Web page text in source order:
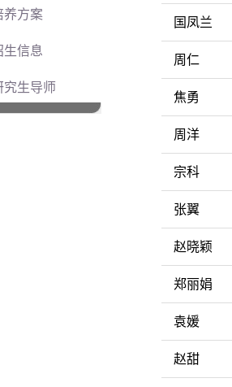
养方案
生信息
究生导师
国凤兰
周仁
焦勇
周洋
宗科
张翼
赵晓颖
郑丽娟
袁媛
赵甜